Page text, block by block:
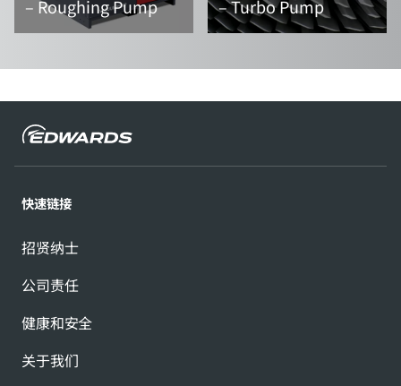
– Roughing Pump
– Turbo Pump
快速链接
招贤纳士
公司责任
健康和安全
关于我们